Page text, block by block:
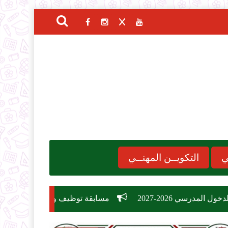
التكويــن المهنــي
مسابقة توظيف وزارة التربية الوطنية 2026: دليل الشروط، التخصصات، وكيفية التسجيل في 26,209 منصب